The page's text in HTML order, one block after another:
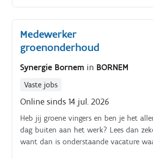
Medewerker
groenonderhoud
Synergie Bornem in BORNEM
Vaste jobs
Online sinds 14 jul. 2026
Heb jij groene vingers en ben je het
dag buiten aan het werk? Lees dan
want dan is onderstaande vacature